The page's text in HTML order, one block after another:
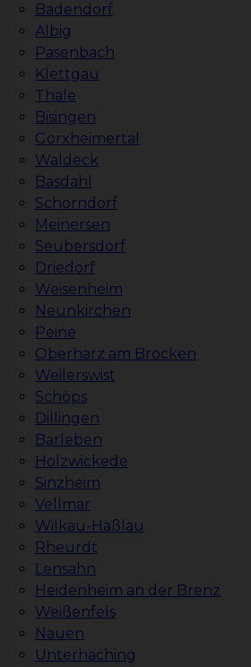
Badendorf
Albig
Pasenbach
Klettgau
Thale
Bisingen
Gorxheimertal
Waldeck
Basdahl
Schorndorf
Meinersen
Seubersdorf
Driedorf
Weisenheim
Neunkirchen
Peine
Oberharz am Brocken
Weilerswist
Schöps
Dillingen
Barleben
Holzwickede
Sinzheim
Vellmar
Wilkau-Haßlau
Rheurdt
Lensahn
Heidenheim an der Brenz
Weißenfels
Nauen
Unterhaching